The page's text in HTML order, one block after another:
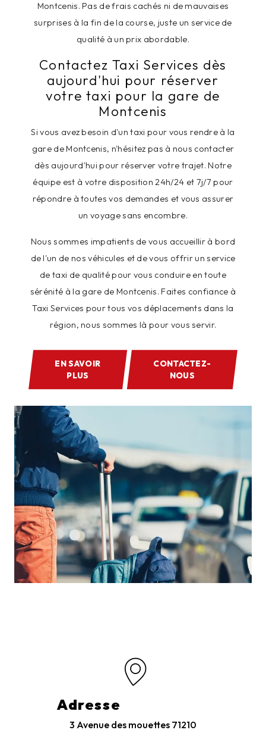
Montcenis. Pas de frais cachés ni de mauvaises
surprises à la fin de la course, juste un service de
qualité à un prix abordable.
Contactez Taxi Services dès
aujourd'hui pour réserver
votre taxi pour la gare de
Montcenis
Si vous avez besoin d'un taxi pour vous rendre à la
gare de Montcenis, n'hésitez pas à nous contacter
dès aujourd'hui pour réserver votre trajet. Notre
équipe est à votre disposition 24h/24 et 7j/7 pour
répondre à toutes vos demandes et vous assurer
un voyage sans encombre.
Nous sommes impatients de vous accueillir à bord
de l'un de nos véhicules et de vous offrir un service
de taxi de qualité pour vous conduire en toute
sérénité à la gare de Montcenis. Faites confiance à
Taxi Services pour tous vos déplacements dans la
région, nous sommes là pour vous servir.
EN SAVOIR
PLUS
CONTACTEZ-
NOUS
Adresse
3 Avenue des mouettes 71210